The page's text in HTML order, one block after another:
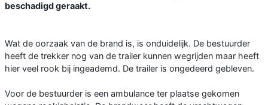
beschadigd geraakt.
Wat de oorzaak van de brand is, is onduidelijk. De bestuurder
heeft de trekker nog van de trailer kunnen wegrijden maar heeft
hier veel rook bij ingeademd. De trailer is ongedeerd gebleven.
Voor de bestuurder is een ambulance ter plaatse gekomen